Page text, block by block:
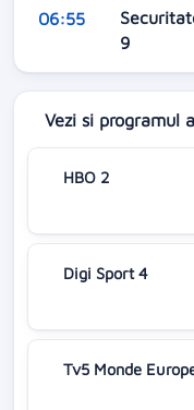
06:55
9
Vezi si programul
HBO 2
Digi Sport 4
Tv5 Monde